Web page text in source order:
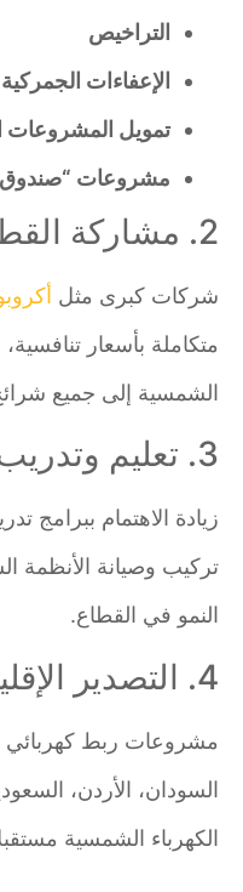
التراخيص
الإعفاءات الجمركية
تمويل المشروعات
مشروعات “صندوق
شركات كبرى مثلأكروبول
متكاملة بأسعار
الشمسية إلى جميع شرائح
زيادة الاهتمام ببرامج
تركيب وصيانة الأنظمة
النمو في القطاع.
مشروعات ربط كهربائي
السودان، الأردن،
الكهرباء الشمسية مستقبلاً.